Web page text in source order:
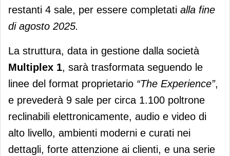
restanti 4 sale, per essere completati alla fine
di agosto 2025.
La struttura, data in gestione dalla società
Multiplex 1, sarà trasformata seguendo le
linee del format proprietario “The Experience”,
e prevederà 9 sale per circa 1.100 poltrone
reclinabili elettronicamente, audio e video di
alto livello, ambienti moderni e curati nei
dettagli, forte attenzione ai clienti, e una serie